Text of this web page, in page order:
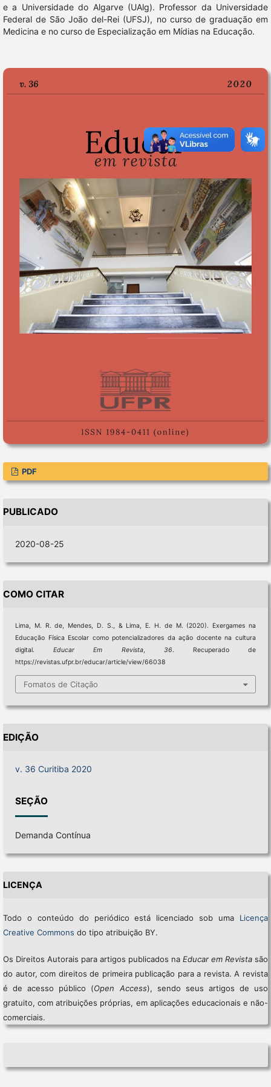
e a Universidade do Algarve (UAlg). Professor da Universidade
Federal de São João del-Rei (UFSJ), no curso de graduação em
Medicina e no curso de Especialização em Mídias na Educação.
PDF
PUBLICADO
2020-08-25
COMO CITAR
Lima, M. R. de, Mendes, D. S., & Lima, E. H. de M. (2020). Exergames na
Educação Física Escolar como potencializadores da ação docente na cultura
digital.Educar Em Revista, 36. Recuperado de
https://revistas.ufpr.br/educar/article/view/66038
Fomatos de Citação
EDIÇÃO
v. 36 Curitiba 2020
SEÇÃO
Demanda Contínua
LICENÇA
Todo o conteúdo do periódico está licenciado sob uma Licença
Creative Commons do tipo atribuição BY.
Os Direitos Autorais para artigos publicados naEducar em Revista são
do autor, com direitos de primeira publicação para a revista. A revista
é de acesso público (Open Access), sendo seus artigos de uso
gratuito, com atribuições próprias, em aplicações educacionais e não-
comerciais.